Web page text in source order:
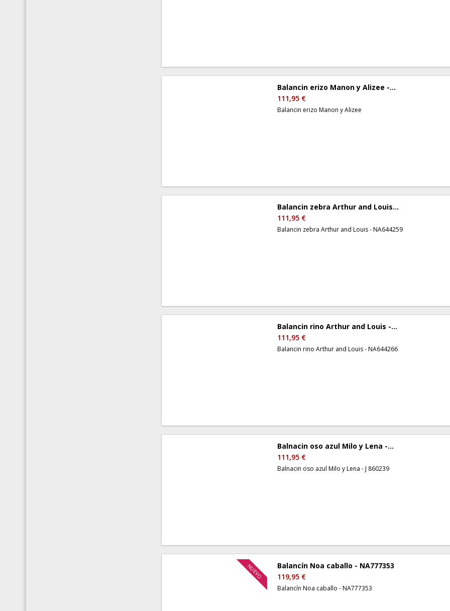
Balancin erizo Manon y Alizee -...
111,95 €
Balancin erizo Manon y Alizee
Balancin zebra Arthur and Louis...
111,95 €
Balancin zebra Arthur and Louis - NA644259
Balancin rino Arthur and Louis -...
111,95 €
Balancin rino Arthur and Louis - NA644266
Balnacin oso azul Milo y Lena -...
111,95 €
Balnacin oso azul Milo y Lena - J 860239
NUEVO
Balancín Noa caballo - NA777353
119,95 €
Balancín Noa caballo - NA777353